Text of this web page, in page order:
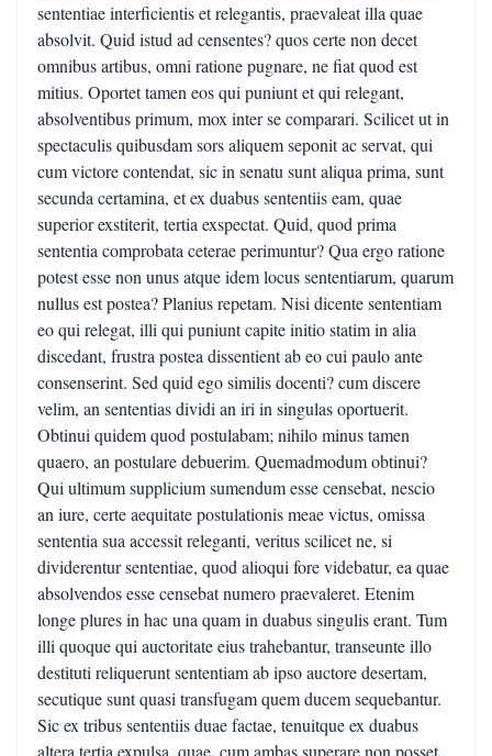
sententiae interficientis et relegantis, praevaleat illa quae
absolvit. Quid istud ad censentes? quos certe non decet
omnibus artibus, omni ratione pugnare, ne fiat quod est
mitius. Oportet tamen eos qui puniunt et qui relegant,
absolventibus primum, mox inter se comparari. Scilicet ut in
spectaculis quibusdam sors aliquem seponit ac servat, qui
cum victore contendat, sic in senatu sunt aliqua prima, sunt
secunda certamina, et ex duabus sententiis eam, quae
superior exstiterit, tertia exspectat. Quid, quod prima
sententia comprobata ceterae perimuntur? Qua ergo ratione
potest esse non unus atque idem locus sententiarum, quarum
nullus est postea? Planius repetam. Nisi dicente sententiam
eo qui relegat, illi qui puniunt capite initio statim in alia
discedant, frustra postea dissentient ab eo cui paulo ante
consenserint. Sed quid ego similis docenti? cum discere
velim, an sententias dividi an iri in singulas oportuerit.
Obtinui quidem quod postulabam; nihilo minus tamen
quaero, an postulare debuerim. Quemadmodum obtinui?
Qui ultimum supplicium sumendum esse censebat, nescio
an iure, certe aequitate postulationis meae victus, omissa
sententia sua accessit releganti, veritus scilicet ne, si
dividerentur sententiae, quod alioqui fore videbatur, ea quae
absolvendos esse censebat numero praevaleret. Etenim
longe plures in hac una quam in duabus singulis erant. Tum
illi quoque qui auctoritate eius trahebantur, transeunte illo
destituti reliquerunt sententiam ab ipso auctore desertam,
secutique sunt quasi transfugam quem ducem sequebantur.
Sic ex tribus sententiis duae factae, tenuitque ex duabus
altera tertia expulsa, quae, cum ambas superare non posset,